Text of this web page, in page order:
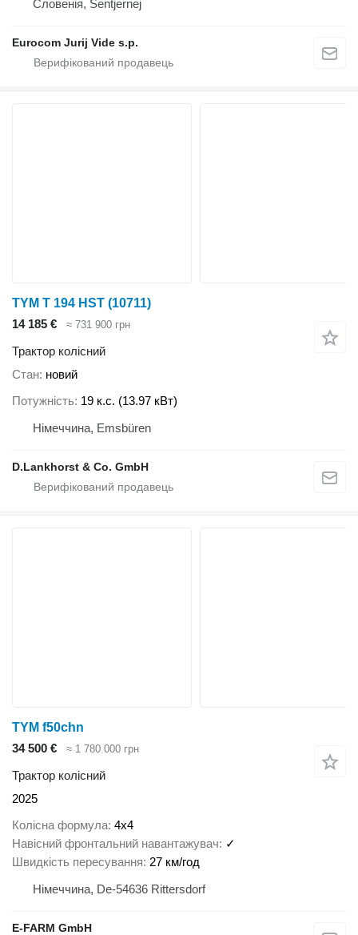
Словенія, Šentjernej
Eurocom Jurij Vide s.p.
TYM T 194 HST (10711)
14 185 €
≈ 731 900 грн
Трактор колісний
Стан новий
Потужність 19 к.с. (13.97 кВт)
Німеччина, Emsbüren
D.Lankhorst & Co. GmbH
TYM f50chn
34 500 €
≈ 1 780 000 грн
Трактор колісний
2025
Колісна формула 4x4
Навісний фронтальний навантажувач
✓
Швидкість пересування 27 км/год
Німеччина, De-54636 Rittersdorf
E-FARM GmbH